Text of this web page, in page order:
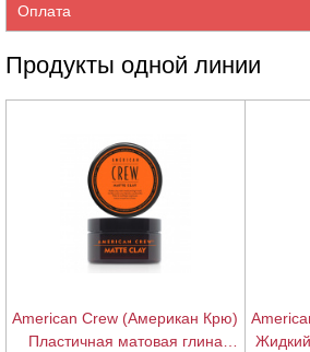
Оплата
Продукты одной линии
American Crew (Американ Крю)
Пластичная матовая глина